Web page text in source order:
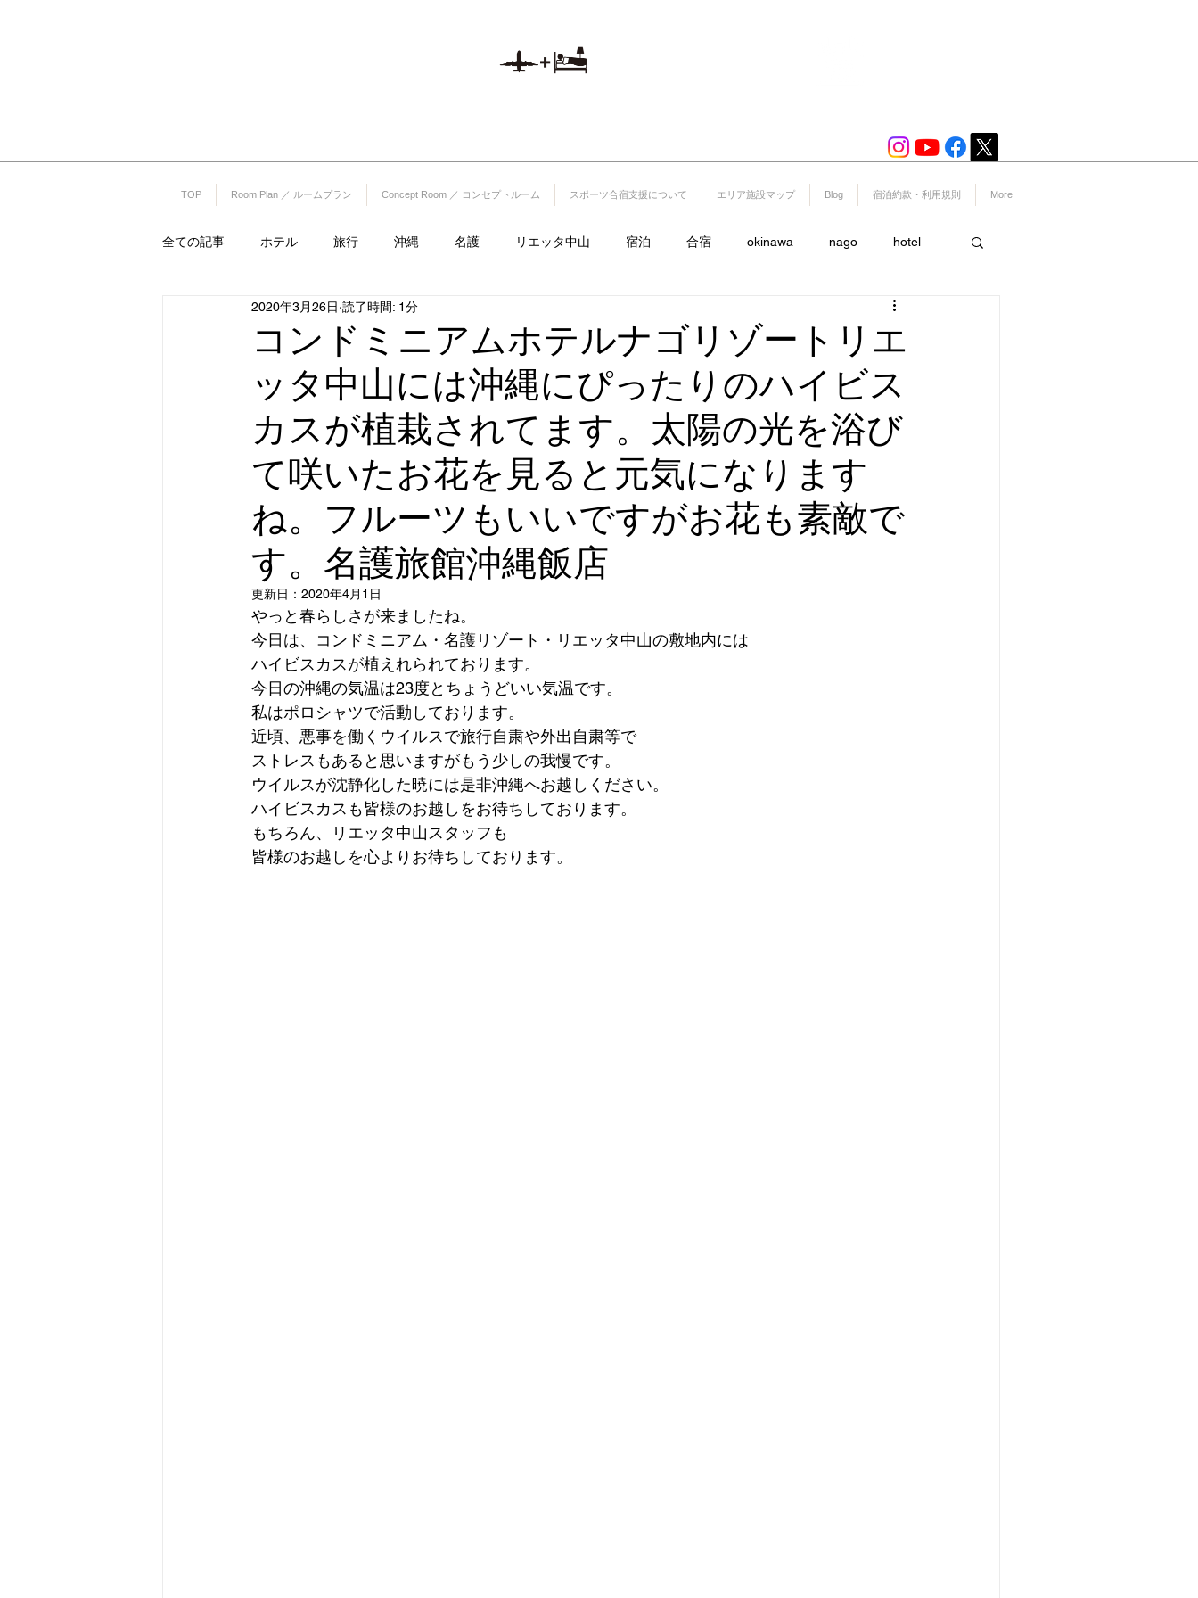
TOP Room Plan ／ ルームプラン Concept Room ／ コンセプトルーム スポーツ合宿支援について エリア施設マップ Blog 宿泊約款・利用規則 More
全ての記事 ホテル 旅行 沖縄 名護 リエッタ中山 宿泊 合宿 okinawa nago hotel
カーシェア レンタサイクル スポーツ
プロ野球キャンプ 日本ハムファイターズ フルーツランド 海 古宇利島 美ら海水族館
おきなわ彩発見キャンペーン バリアフリー
コンドミニアムホテルナゴリゾートリエ
ッタ中山には沖縄にぴったりのハイビス
カスが植栽されてます。太陽の光を浴び
て咲いたお花を見ると元気になります
ね。フルーツもいいですがお花も素敵で
す。名護旅館沖縄飯店
2020年3月26日 読了時間: 1分
更新日： 2020年4月1日
やっと春らしさが来ましたね。
今日は、コンドミニアム・名護リゾート・リエッタ中山の敷地内には
ハイビスカスが植えれられております。
今日の沖縄の気温は23度とちょうどいい気温です。
私はポロシャツで活動しております。
近頃、悪事を働くウイルスで旅行自粛や外出自粛等で
ストレスもあると思いますがもう少しの我慢です。
ウイルスが沈静化した暁には是非沖縄へお越しください。
ハイビスカスも皆様のお越しをお待ちしております。
もちろん、リエッタ中山スタッフも
皆様のお越しを心よりお待ちしております。